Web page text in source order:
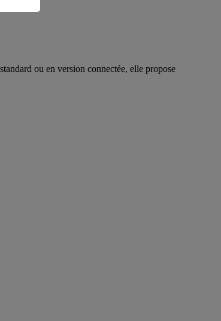
ou en version connectée, elle propose